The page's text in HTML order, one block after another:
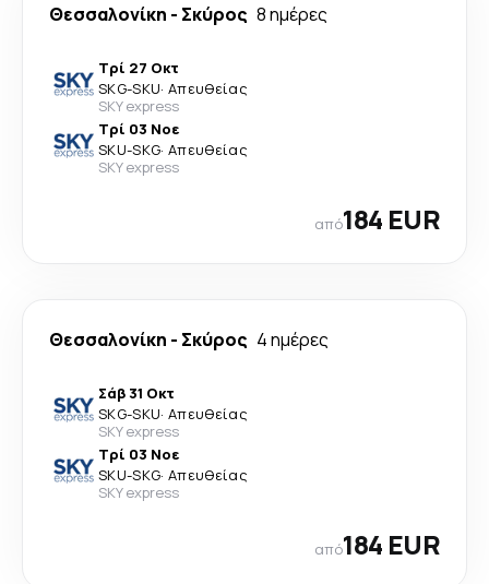
Θεσσαλονίκη - Σκύρος 8 ημέρες
Τρί 27 Οκτ
SKG-SKU· Απευθείας
SKY express
Τρί 03 Νοε
SKU-SKG· Απευθείας
SKY express
από184 EUR
Θεσσαλονίκη - Σκύρος 4 ημέρες
Σάβ 31 Οκτ
SKG-SKU· Απευθείας
SKY express
Τρί 03 Νοε
SKU-SKG· Απευθείας
SKY express
από184 EUR